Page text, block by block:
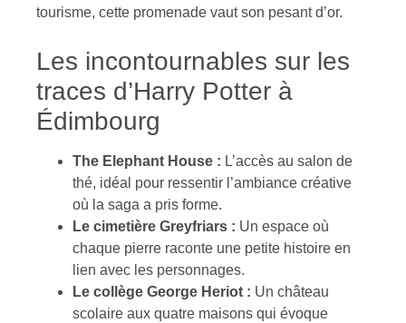
tourisme, cette promenade vaut son pesant d’or.
Les incontournables sur les
traces d’Harry Potter à
Édimbourg
The Elephant House : L’accès au salon de
thé, idéal pour ressentir l’ambiance créative
où la saga a pris forme.
Le cimetière Greyfriars : Un espace où
chaque pierre raconte une petite histoire en
lien avec les personnages.
Le collège George Heriot : Un château
scolaire aux quatre maisons qui évoque